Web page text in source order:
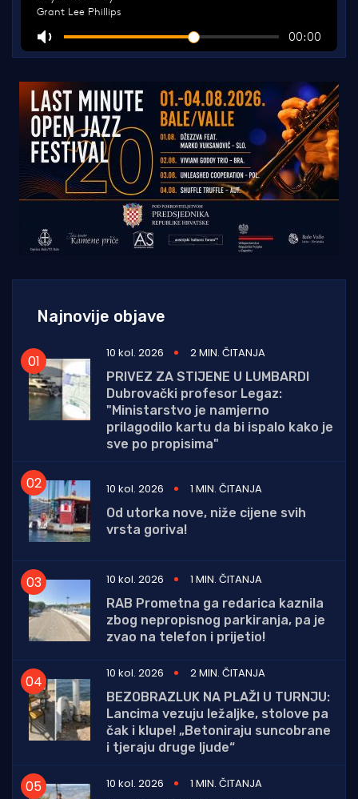
Najnovije objave
10 kol. 2026
2 MIN. ČITANJA
PRIVEZ ZA STIJENE U LUMBARDI
Dubrovački profesor Legaz:
"Ministarstvo je namjerno
prilagodilo kartu da bi ispalo kako je
sve po propisima"
10 kol. 2026
1 MIN. ČITANJA
Od utorka nove, niže cijene svih
vrsta goriva!
10 kol. 2026
1 MIN. ČITANJA
RAB Prometna ga redarica kaznila
zbog nepropisnog parkiranja, pa je
zvao na telefon i prijetio!
10 kol. 2026
2 MIN. ČITANJA
BEZOBRAZLUK NA PLAŽI U TURNJU:
Lancima vezuju ležaljke, stolove pa
čak i klupe! „Betoniraju suncobrane
i tjeraju druge ljude“
10 kol. 2026
1 MIN. ČITANJA